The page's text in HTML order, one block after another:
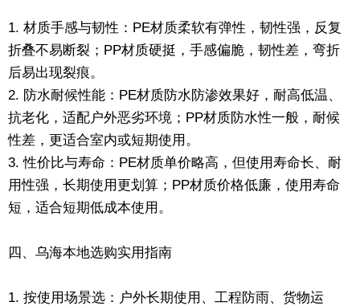
1. 材质手感与韧性：PE材质柔软有弹性，韧性强，反复
折叠不易断裂；PP材质硬挺，手感偏脆，韧性差，弯折
后易出现裂痕。
2. 防水耐候性能：PE材质防水防渗效果好，耐高低温、
抗老化，适配户外恶劣环境；PP材质防水性一般，耐候
性差，更适合室内或短期使用。
3. 性价比与寿命：PE材质单价略高，但使用寿命长、耐
用性强，长期使用更划算；PP材质价格低廉，使用寿命
短，适合短期低成本使用。
四、乌海本地选购实用指南
1. 按使用场景选：户外长期使用、工程防雨、货物运